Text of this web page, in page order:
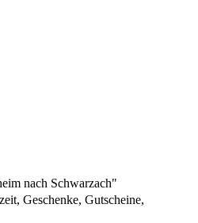
nach Schwarzach"
Geschenke, Gutscheine,